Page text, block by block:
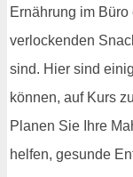
Ernährung im
verlockenden
sind. Hier sind
können, auf Kurs
Planen Sie Ihre
helfen, gesunde